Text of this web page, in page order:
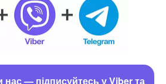
нас — підписуйтесь у Viber та